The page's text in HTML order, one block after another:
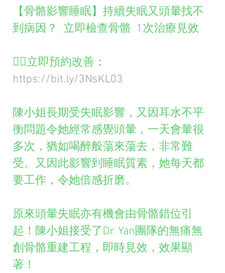
【骨骼影響睡眠】持續失眠又頭暈找不
到病因？  立即檢查骨骼  1次治療見效
👉🏻立即預約改善：
https://bit.ly/3NsKL03
陳小姐長期受失眠影響，又因耳水不平
衡問題令她經常感覺頭暈，一天會暈很
多次，猶如喝醉般蕩來蕩去，非常難
受。又因此影響到睡眠質素，她每天都
要工作，令她倍感折磨。
原來頭暈失眠亦有機會由骨骼錯位引
起！陳小姐接受了Dr. Yan團隊的無痛無
創骨骼重建工程，即時見效，效果顯
著！